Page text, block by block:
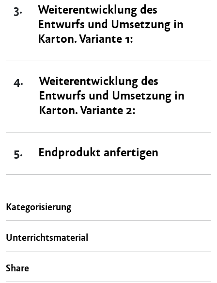
3.
Weiterentwicklung des
Entwurfs und Umsetzung in
Karton. Variante 1:
4.
Weiterentwicklung des
Entwurfs und Umsetzung in
Karton. Variante 2:
5. Endprodukt anfertigen
Kategorisierung
Unterrichtsmaterial
Share